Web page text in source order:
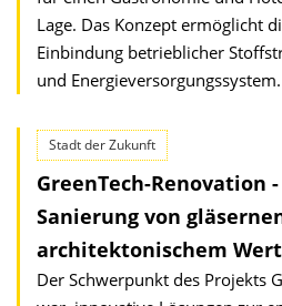
Lage. Das Konzept ermöglicht
Einbindung betrieblicher
und Energieversorgungs­system.
Stadt der Zukunft
GreenTech-Renovation
Sanierung von
architektonischem Wert
Der Schwerpunkt des Projekts